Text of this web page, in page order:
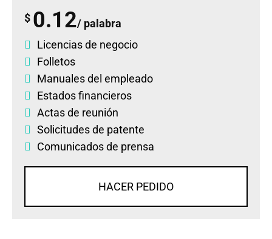
$ 0.12/ palabra
Licencias de negocio
Folletos
Manuales del empleado
Estados financieros
Actas de reunión
Solicitudes de patente
Comunicados de prensa
HACER PEDIDO